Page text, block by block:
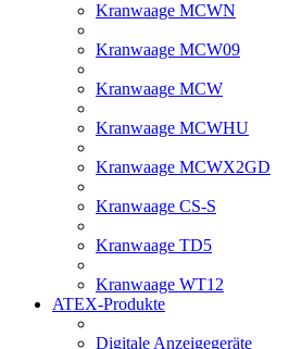
Kranwaage MCWN
Kranwaage MCW09
Kranwaage MCW
Kranwaage MCWHU
Kranwaage MCWX2GD
Kranwaage CS-S
Kranwaage TD5
Kranwaage WT12
ATEX-Produkte
Digitale Anzeigegeräte